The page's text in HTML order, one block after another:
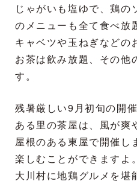
じゃがいも塩ゆで、鶏の
のメニューも全て食べ放
キャベツや玉ねぎなどの
お茶は飲み放題、その他
す。
残暑厳しい9月初旬の開
ある里の茶屋は、風が爽
屋根のある東屋で開催し
楽しむことができますよ。
大川村に地鶏グルメを堪